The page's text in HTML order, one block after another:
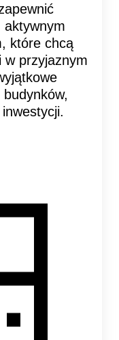
aktywnym
które chcą
w przyjaznym
budynków,